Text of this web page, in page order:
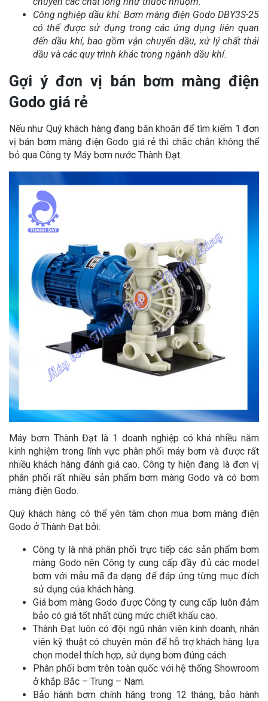
Công nghiệp dầu khí: Bơm màng điện Godo DBY3S-25
có thể được sử dụng trong các ứng dụng liên quan
đến dầu khí, bao gồm vận chuyển dầu, xử lý chất thải
dầu và các quy trình khác trong ngành dầu khí.
Gợi ý đơn vị bán bơm màng điện
Godo giá rẻ
Nếu như Quý khách hàng đang băn khoăn để tìm kiếm 1 đơn
vị bán bơm màng điện Godo giá rẻ thì chắc chắn không thể
bỏ qua Công ty Máy bơm nước Thành Đạt.
Máy bơm Thành Đạt là 1 doanh nghiệp có khá nhiều năm
kinh nghiệm trong lĩnh vực phân phối máy bơm và được rất
nhiều khách hàng đánh giá cao. Công ty hiện đang là đơn vị
phân phối rất nhiều sản phẩm bơm màng Godo và có bơm
màng điện Godo.
Quý khách hàng có thể yên tâm chọn mua bơm màng điện
Godo ở Thành Đạt bởi:
Công ty là nhà phân phối trực tiếp các sản phẩm bơm
màng Godo nên Công ty cung cấp đầy đủ các model
bơm với mẫu mã đa dạng để đáp ứng từng mục đích
sử dụng của khách hàng.
Giá bơm màng Godo được Công ty cung cấp luôn đảm
bảo có giá tốt nhất cùng mức chiết khấu cao.
Thành Đạt luôn có đội ngũ nhân viên kinh doanh, nhân
viên kỹ thuật có chuyên môn để hỗ trợ khách hàng lựa
chọn model thích hợp, sử dụng bơm đúng cách.
Phân phối bơm trên toàn quốc với hệ thống Showroom
ở khắp Bắc – Trung – Nam.
Bảo hành bơm chính hãng trong 12 tháng, bảo hành